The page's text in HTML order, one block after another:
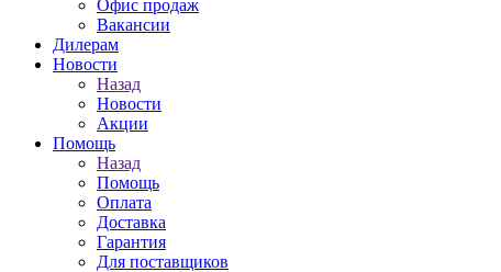
Офис продаж
Вакансии
Дилерам
Новости
Назад
Новости
Акции
Помощь
Назад
Помощь
Оплата
Доставка
Гарантия
Для поставщиков